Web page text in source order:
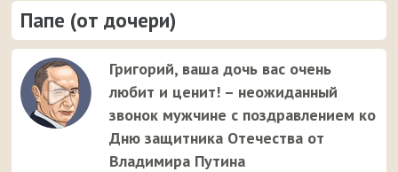
Папе (от дочери)
Григорий, ваша дочь вас очень
любит и ценит! – неожиданный
звонок мужчине с поздравлением ко
Дню защитника Отечества от
Владимира Путина